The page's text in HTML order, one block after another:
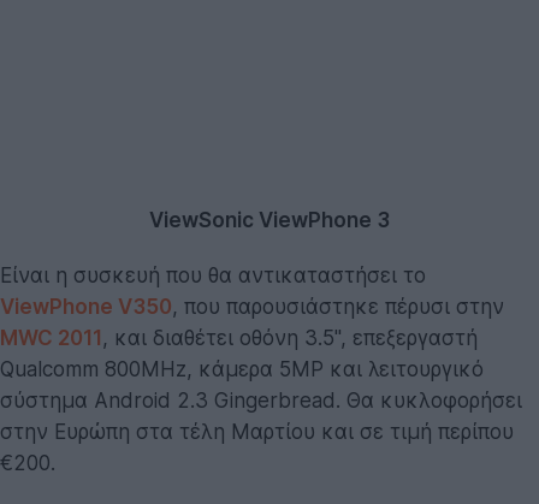
ViewSonic ViewPhone 3
Είναι η συσκευή που θα αντικαταστήσει το
ViewPhone V350, που παρουσιάστηκε πέρυσι στην
MWC 2011 , και διαθέτει οθόνη 3.5'', επεξεργαστή
Qualcomm 800MHz, κάμερα 5MP και λειτουργικό
σύστημα Android 2.3 Gingerbread. Θα κυκλοφορήσει
στην Ευρώπη στα τέλη Μαρτίου και σε τιμή περίπου
€200.